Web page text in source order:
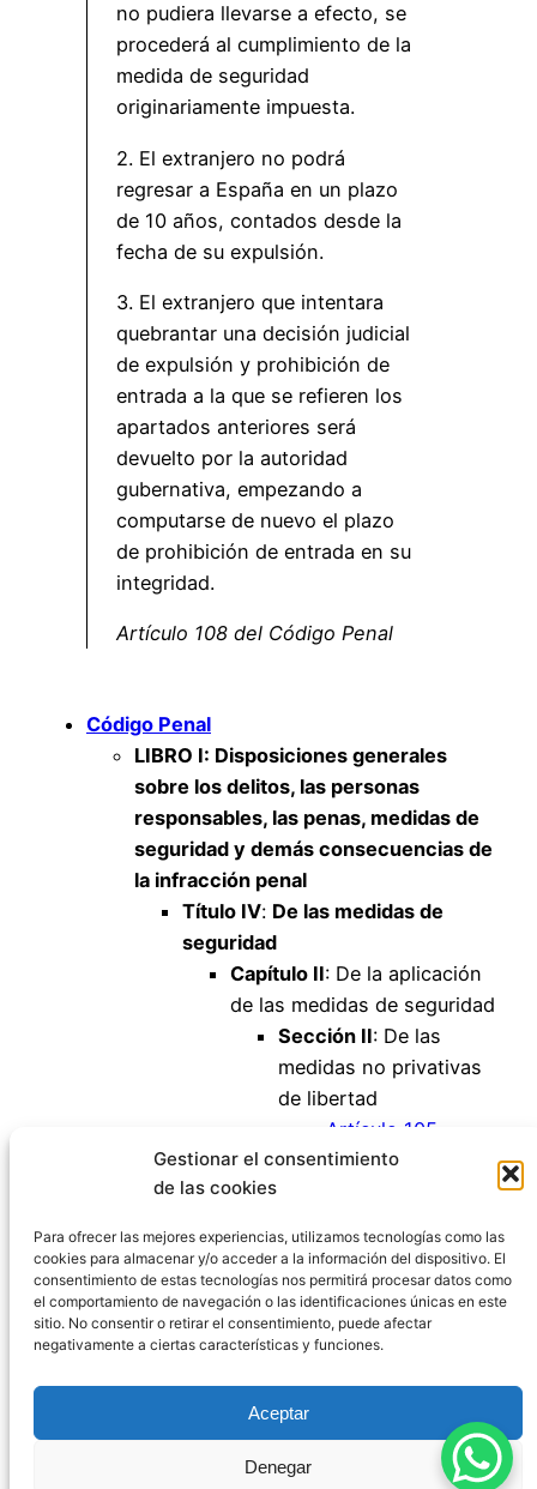
Gestionar el consentimiento
de las cookies
Para ofrecer las mejores experiencias, utilizamos tecnologías como las
cookies para almacenar y/o acceder a la información del dispositivo. El
consentimiento de estas tecnologías nos permitirá procesar datos como
el comportamiento de navegación o las identificaciones únicas en este
sitio. No consentir o retirar el consentimiento, puede afectar
negativamente a ciertas características y funciones.
Aceptar
Denegar
no pudiera llevarse a efecto, se
procederá al cumplimiento de la
medida de seguridad
originariamente impuesta.
2. El extranjero no podrá
regresar a España en un plazo
de 10 años, contados desde la
fecha de su expulsión.
3. El extranjero que intentara
quebrantar una decisión judicial
de expulsión y prohibición de
entrada a la que se refieren los
apartados anteriores será
devuelto por la autoridad
gubernativa, empezando a
computarse de nuevo el plazo
de prohibición de entrada en su
integridad.
Artículo 108 del Código Penal
Código Penal
LIBRO I: Disposiciones generales
sobre los delitos, las personas
responsables, las penas, medidas de
seguridad y demás consecuencias de
la infracción penal
Título IV: De las medidas de
seguridad
Capítulo II: De la aplicación
de las medidas de seguridad
Sección II: De las
medidas no privativas
de libertad
Artículo 105
Artículo 106
Política de Privacidad
Política de